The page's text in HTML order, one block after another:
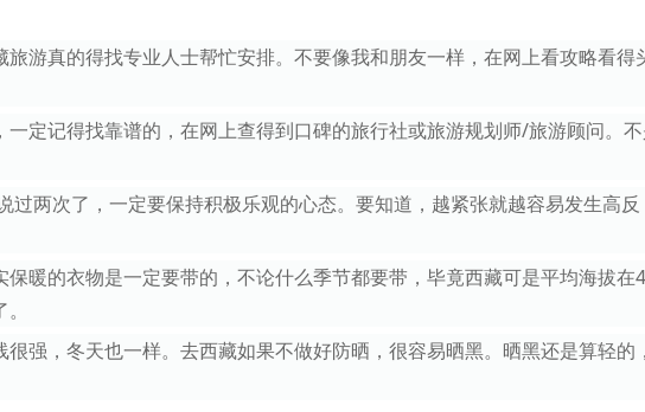
游真的得找专业人士帮忙安排。不要像我和朋友一样，在网上看攻略看得
定记得找靠谱的，在网上查得到口碑的旅行社或旅游规划师/旅游顾问。
过两次了，一定要保持积极乐观的心态。要知道，越紧张就越容易发生高
暖的衣物是一定要带的，不论什么季节都要带，毕竟西藏可是平均海拔在
强，冬天也一样。去西藏如果不做好防晒，很容易晒黑。晒黑还是算轻的